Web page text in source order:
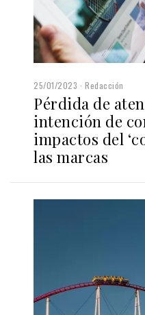
25/01/2023 Redacción
Pérdida de
intención de
impactos del
las marcas